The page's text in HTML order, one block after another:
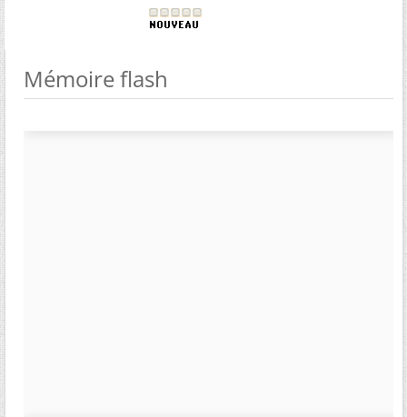
Mémoire flash